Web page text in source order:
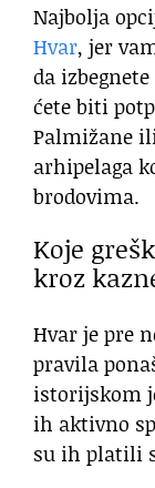
Najbolja
Hvar, jer
da
ćete biti
Palmižane
arhipelaga
brodovima.
Koje
kroz
Hvar je pre
pravila
istorijskom
ih aktivno
su ih platili